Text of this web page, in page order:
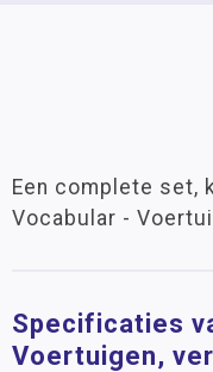
Een complete set,
Vocabular -
Specificaties
Voertuigen,